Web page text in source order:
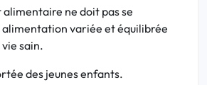
ne doit pas se
alimentation variée et équilibrée
sain.
des jeunes enfants.